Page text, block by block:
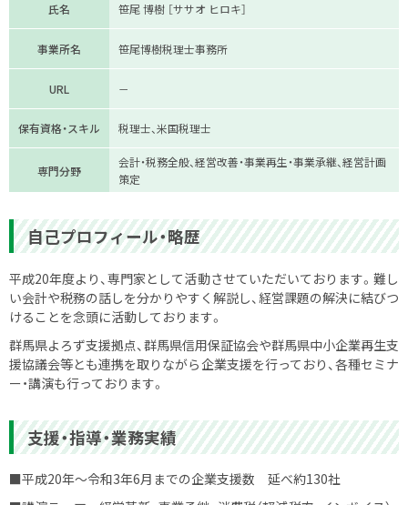
氏名 笹尾 博樹 ［ササオ ヒロキ］
事業所名 笹尾博樹税理士事務所
URL －
保有資格・スキル 税理士、米国税理士
専門分野
会計・税務全般、経営改善・事業再生・事業承継、経営計画
策定
自己プロフィール・略歴
平成20年度より、専門家として活動させていただいております。難し
い会計や税務の話しを分かりやすく解説し、経営課題の解決に結びつ
けることを念頭に活動しております。
群馬県よろず支援拠点、群馬県信用保証協会や群馬県中小企業再生支
援協議会等とも連携を取りながら企業支援を行っており、各種セミナ
ー・講演も行っております。
支援・指導・業務実績
■平成20年～令和3年6月までの企業支援数 延べ約130社